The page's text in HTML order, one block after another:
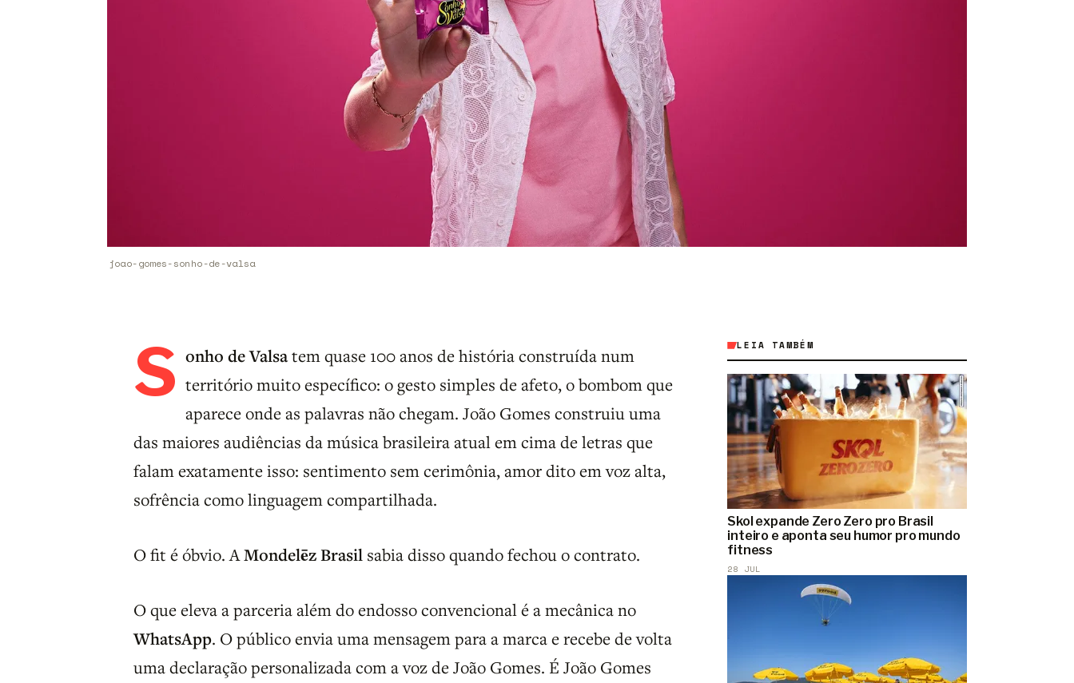
joao-gomes-sonho-de-valsa
S onho de Valsatem quase 100 anos de história construída num
território muito específico: o gesto simples de afeto, o bombom que
aparece onde as palavras não chegam. João Gomes construiu uma
das maiores audiências da música brasileira atual em cima de letras que
falam exatamente isso: sentimento sem cerimônia, amor dito em voz alta,
sofrência como linguagem compartilhada.
O fit é óbvio. AMondelēz Brasil sabia disso quando fechou o contrato.
O que eleva a parceria além do endosso convencional é a mecânica no
WhatsApp. O público envia uma mensagem para a marca e recebe de volta
uma declaração personalizada com a voz de João Gomes. É João Gomes
LEIA TAMBÉM
Skol expande Zero Zero pro Brasil
inteiro e aponta seu humor pro mundo
fitness
28 JUL